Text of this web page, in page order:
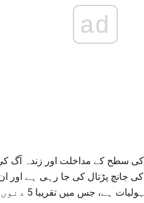
ad
سطح کے مداخلت اور زندہ آگ
جانچ پڑتال کی جا رہی ہے اور ان
آرمی میں سب